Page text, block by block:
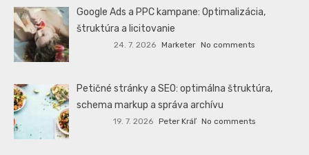
Google Ads a PPC kampane: Optimalizácia,
štruktúra a licitovanie
24. 7. 2026 Marketer No comments
Petičné stránky a SEO: optimálna štruktúra,
schema markup a správa archívu
19. 7. 2026 Peter Kráľ No comments